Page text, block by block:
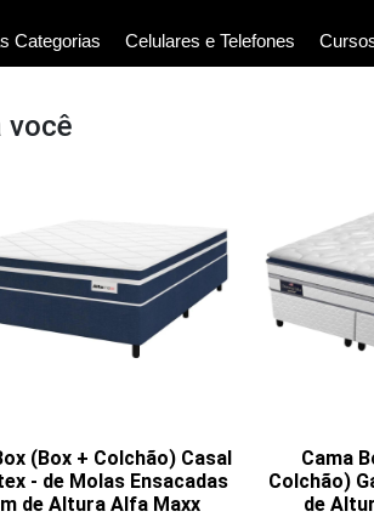
Categorias Celulares e Telefones
você
(Box + Colchão) Casal
- de Molas Ensacadas
de Altura Alfa Maxx
Cama
Colchão)
de